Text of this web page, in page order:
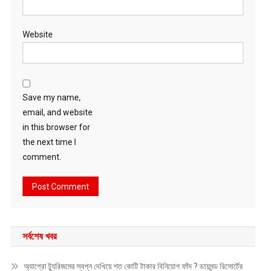
Website
Save my name,
email, and website
in this browser for
the next time I
comment.
সর্বশেষ খবর
অ্যাগ্রো ট্যুরিজমের স্বপ্ন দেখিয়ে শত কোটি টাকার বিনিয়োগ ফাঁদ ? ডায়মন্ড রিসোর্টের